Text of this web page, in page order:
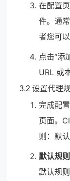
在配置
件。通
者您可
点击“添
URL 或
3.2 设置代理
完成配
页面。
则：默
默认规则
默认规